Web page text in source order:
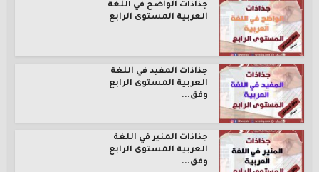
جذاذات الواضح في اللغة
العربية المستوى الرابع
جذاذات المفيد في اللغة
العربية المستوى الرابع
وفق...
جذاذات المنير في اللغة
العربية المستوى الرابع
وفق...